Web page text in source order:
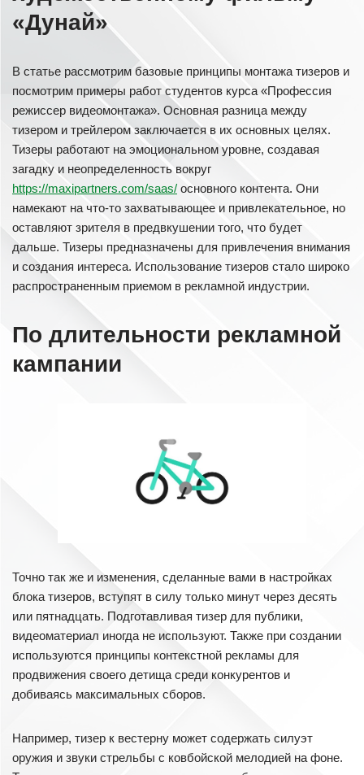
«Дунай»
В статье рассмотрим базовые принципы монтажа тизеров и
посмотрим примеры работ студентов курса «Профессия
режиссер видеомонтажа». Основная разница между
тизером и трейлером заключается в их основных целях.
Тизеры работают на эмоциональном уровне, создавая
загадку и неопределенность вокруг
https://maxipartners.com/saas/ основного контента. Они
намекают на что-то захватывающее и привлекательное, но
оставляют зрителя в предвкушении того, что будет
дальше. Тизеры предназначены для привлечения внимания
и создания интереса. Использование тизеров стало широко
распространенным приемом в рекламной индустрии.
По длительности рекламной
кампании
Точно так же и изменения, сделанные вами в настройках
блока тизеров, вступят в силу только минут через десять
или пятнадцать. Подготавливая тизер для публики,
видеоматериал иногда не используют. Также при создании
используются принципы контекстной рекламы для
продвижения своего детища среди конкурентов и
добиваясь максимальных сборов.
Например, тизер к вестерну может содержать силуэт
оружия и звуки стрельбы с ковбойской мелодией на фоне.